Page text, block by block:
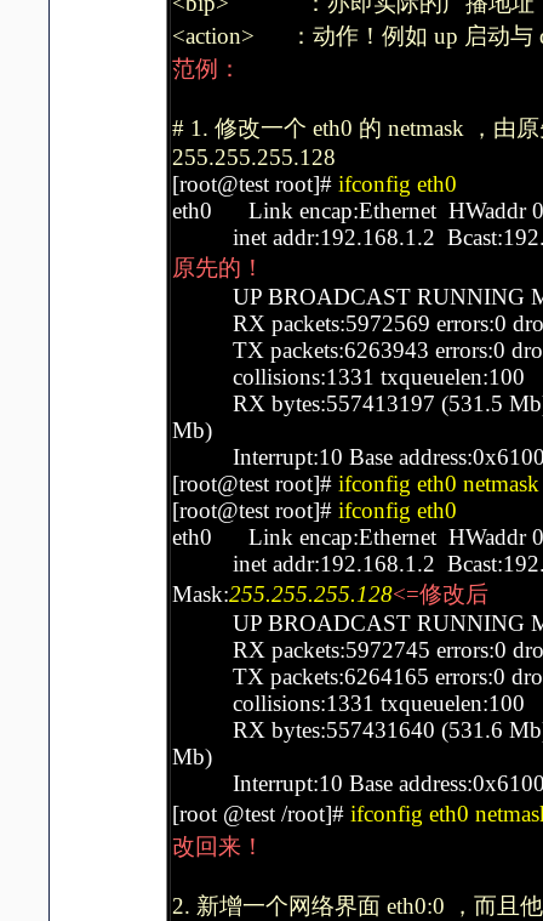
<action> ：动作！例如 up 启动与
范例：
# 1. 修改一个 eth0 的 netmask ，由
255.255.255.128
[root@test root]# ifconfig eth0
eth0 Link encap:Ethernet HWaddr
inet addr:192.168.1.2
原先的！
UP BROADCAST RUNNING
RX packets:5972569 errors:0
TX packets:6263943 errors:0
collisions:1331 txqueuelen:100
RX bytes:557413197 (531.5 Mb)
Mb)
Interrupt:10 Base
[root@test root]# ifconfig eth0
[root@test root]# ifconfig eth0
eth0 Link encap:Ethernet HWaddr
inet addr:192.168.1.2
Mask:255.255.255.128<=修改后
UP BROADCAST RUNNING
RX packets:5972745 errors:0
TX packets:6264165 errors:0
collisions:1331 txqueuelen:100
RX bytes:557431640 (531.6 Mb)
Mb)
Interrupt:10 Base
[root @test /root]# ifconfig eth0
改回来！
2. 新增一个网络界面 eth0:0 ，而且